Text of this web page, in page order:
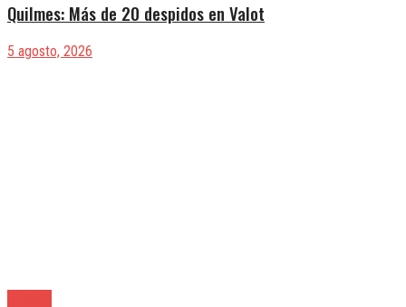
Quilmes: Más de 20 despidos en Valot
5 agosto, 2026